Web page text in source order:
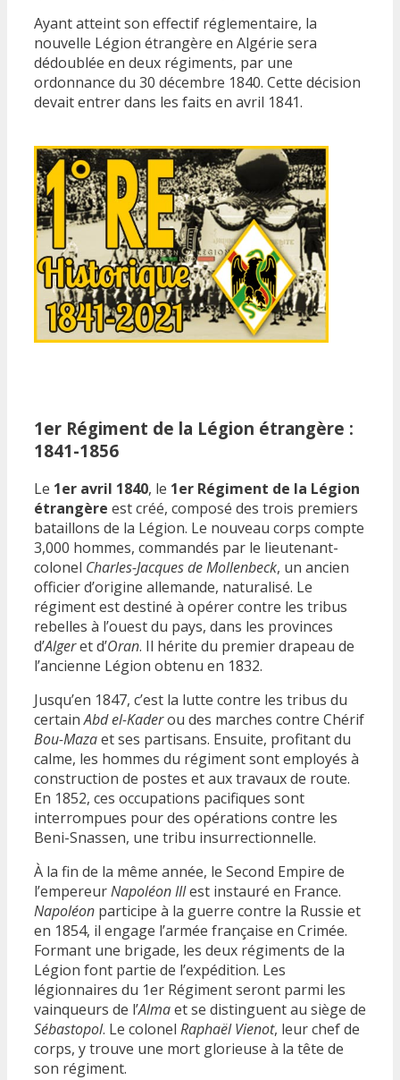
Ayant atteint son effectif réglementaire, la
nouvelle Légion étrangère en Algérie sera
dédoublée en deux régiments, par une
ordonnance du 30 décembre 1840. Cette décision
devait entrer dans les faits en avril 1841.
1er Régiment de la Légion étrangère :
1841-1856
Le 1er avril 1840, le 1er Régiment de la Légion
étrangère est créé, composé des trois premiers
bataillons de la Légion. Le nouveau corps compte
3,000 hommes, commandés par le lieutenant-
colonel Charles-Jacques de Mollenbeck, un ancien
officier d’origine allemande, naturalisé. Le
régiment est destiné à opérer contre les tribus
rebelles à l’ouest du pays, dans les provinces
d’Algeret d’Oran. Il hérite du premier drapeau de
l’ancienne Légion obtenu en 1832.
Jusqu’en 1847, c’est la lutte contre les tribus du
certainAbd el-Kaderou des marches contre Chérif
Bou-Mazaet ses partisans. Ensuite, profitant du
calme, les hommes du régiment sont employés à
construction de postes et aux travaux de route.
En 1852, ces occupations pacifiques sont
interrompues pour des opérations contre les
Beni-Snassen, une tribu insurrectionnelle.
À la fin de la même année, le Second Empire de
l’empereurNapoléon IIIest instauré en France.
Napoléon participe à la guerre contre la Russie et
en 1854, il engage l’armée française en Crimée.
Formant une brigade, les deux régiments de la
Légion font partie de l’expédition. Les
légionnaires du 1er Régiment seront parmi les
vainqueurs de l’Almaet se distinguent au siège de
Sébastopol. Le colonel Raphaël Vienot, leur chef de
corps, y trouve une mort glorieuse à la tête de
son régiment.